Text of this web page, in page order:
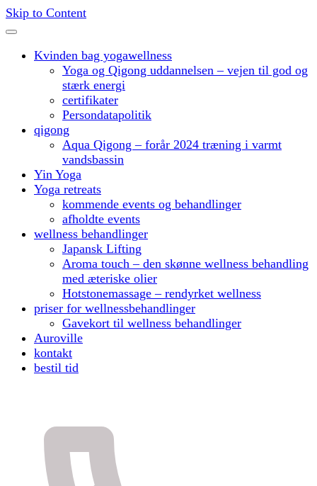
Skip to Content
Kvinden bag yogawellness
Yoga og Qigong uddannelsen – vejen til god og
stærk energi
certifikater
Persondatapolitik
qigong
Aqua Qigong – forår 2024 træning i varmt
vandsbassin
Yin Yoga
Yoga retreats
kommende events og behandlinger
afholdte events
wellness behandlinger
Japansk Lifting
Aroma touch – den skønne wellness behandling
med æteriske olier
Hotstonemassage – rendyrket wellness
priser for wellnessbehandlinger
Gavekort til wellness behandlinger
Auroville
kontakt
bestil tid